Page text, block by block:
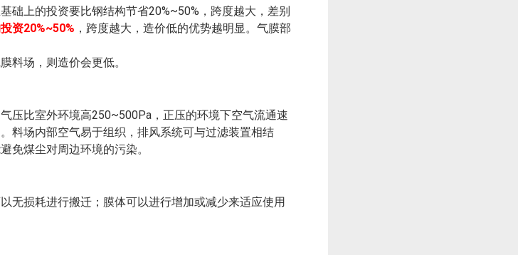
础上的投资要比钢结构节省20%~50% ，跨度越大，差别
资20%~50% ，跨度越大，造价低的优势越明显。气膜部
料场，则造价会更低。
压比室外环境高250~500Pa ，正压的环境下空气流通速
料场内部空气易于组织，排风系统可与过滤装置相结
免煤尘对周边环境的污染。
无损耗进行搬迁；膜体可以进行增加或减少来适应使用